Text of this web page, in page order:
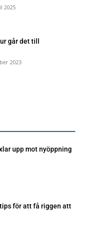
2025
går det till
2023
upp mot nyöppning
för att få riggen att